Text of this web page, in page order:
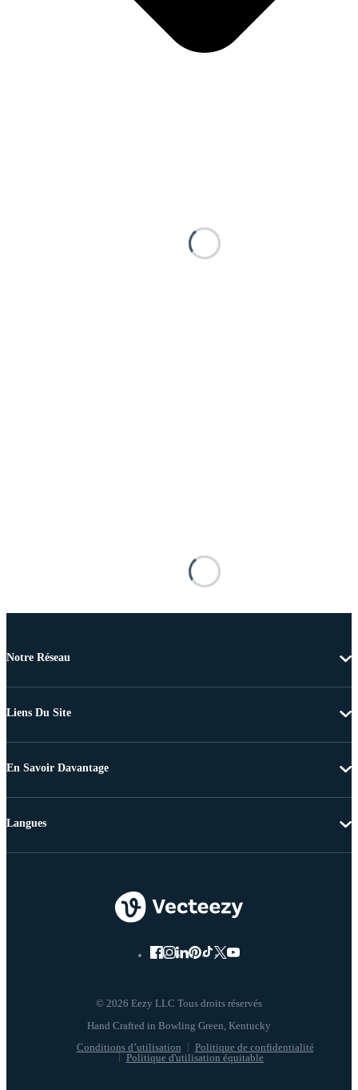
Notre Réseau
Liens Du Site
En Savoir Davantage
© 2026 Eezy LLC Tous droits réservés
Conditions d’utilisation
Politique de confidentialité
Politique d'utilisation équitable
Langues